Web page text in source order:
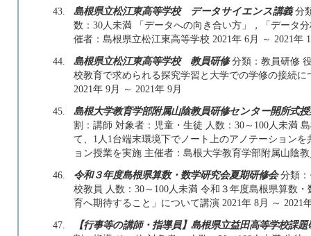
43.
島根県立松江東高等学校 データサイエンス講義分
数：30人未満 「データへの向き合い方」，「データ
催者：島根県立松江東高等学校 2021年 6月 ～ 2021年
44.
島根県立松江東高等学校 教員研修分類：教員研修
校教育で求められる探究学習と大学での学修の接続
2021年 9月 ～ 2021年 9月
45.
島根大学教育学部附属山陰教員研修センター開所式
割：講師 対象者：児童・生徒 人数：30～100人未満
て、1人1台端末環境下でノート上のアノテーション
ョン授業を実施 主催者：島根大学教育学部附属山陰
46.
令和３年度島根県算数・数学研究会夏期研修会分類：
校教員 人数：30～100人未満 令和３年度島根県算数
育へ期待すること」について講演 2021年 8月 ～ 2021
47.
【行事等の講師・指導員】島根県立益田高等学校課